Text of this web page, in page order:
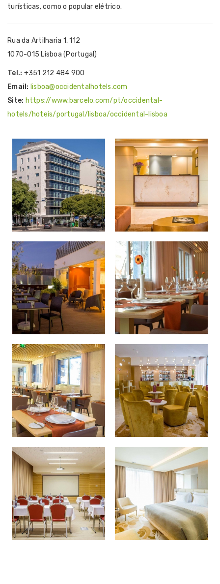
turísticas, como o popular elétrico.
Rua da Artilharia 1, 112
1070-015 Lisboa (Portugal)
Tel.: +351 212 484 900
Email: lisboa@occidentalhotels.com
Site: https://www.barcelo.com/pt/occidental-
hotels/hoteis/portugal/lisboa/occidental-lisboa